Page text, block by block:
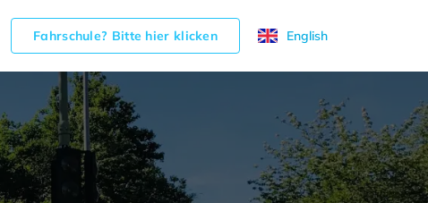
Fahrschule? Bitte hier klicken English